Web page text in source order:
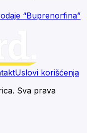
“Buprenorfina”
Uslovi korišćenja
Sva prava